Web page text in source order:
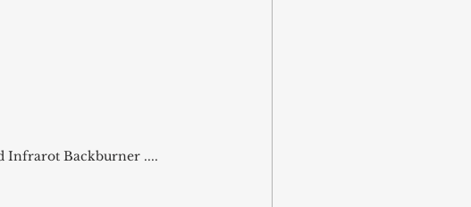
Infrarot Backburner ....